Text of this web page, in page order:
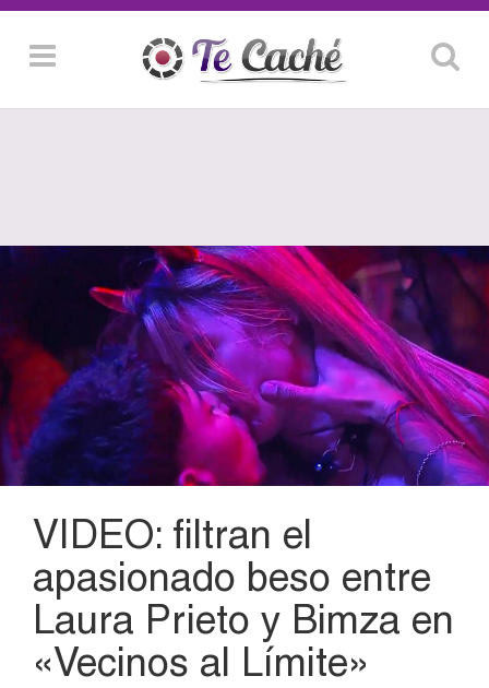
VIDEO: filtran el
apasionado beso entre
Laura Prieto y Bimza en
«Vecinos al Límite»